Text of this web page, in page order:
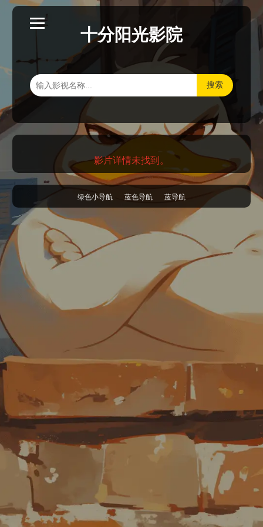
十分阳光影院
搜索
影片详情未找到。
绿色小导航 蓝色导航 蓝导航